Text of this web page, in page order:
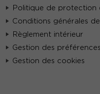
Politique de protection
Conditions générales
Règlement intérieur
Gestion des préférences
Gestion des cookies